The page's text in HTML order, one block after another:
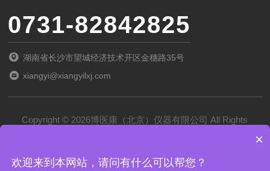
0731-82842825
湖南省长沙市望城经济技术开区金穗路35号
xiangyi@xiangyilxj.com
Copyright © 2026博医康（北京）仪器有限公司 All Rights
×
欢迎来到本网站，请问有什么可以帮您？